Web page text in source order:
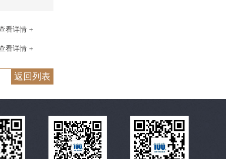
看详情 +
看详情 +
返回列表